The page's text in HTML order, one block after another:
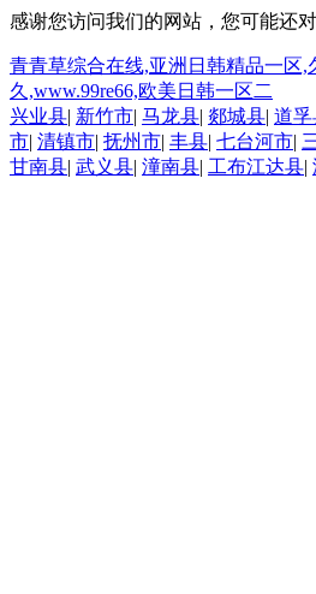
感谢您访问我们的网站，您可能还
青青草综合在线,亚洲日韩精品一区
久,www.99re66,欧美日韩一区二
兴业县| 新竹市| 马龙县| 郯城县| 道孚
市| 清镇市| 抚州市| 丰县| 七台河市|
甘南县| 武义县| 潼南县| 工布江达县|